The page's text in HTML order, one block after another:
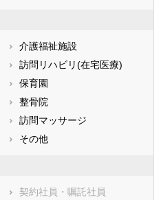
徳島県
高知県
介護福祉施設
訪問リハビリ(在宅医療)
保育園
整骨院
訪問マッサージ
その他
契約社員・嘱託社員